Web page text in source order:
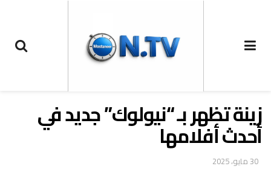
زينة تظهر بـ “نيولوك” جديد في
أحدث أفلامها
30 مايو، 2025